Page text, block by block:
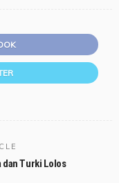
dan Turki Lolos